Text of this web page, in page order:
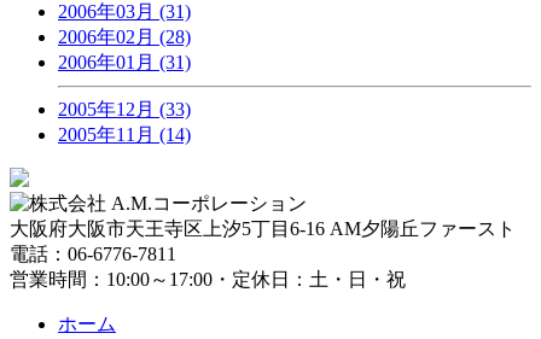
2006年03月 (31)
2006年02月 (28)
2006年01月 (31)
2005年12月 (33)
2005年11月 (14)
大阪府大阪市天王寺区上汐5丁目6-16 AM夕陽丘ファースト
電話：06-6776-7811
営業時間：10:00～17:00・定休日：土・日・祝
ホーム